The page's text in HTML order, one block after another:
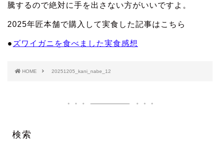
騰するので絶対に手を出さない方がいいですよ。
2025年匠本舗で購入して実食した記事はこちら
● ズワイガニを食べました実食感想
HOME 20251205_kani_nabe_12
検索